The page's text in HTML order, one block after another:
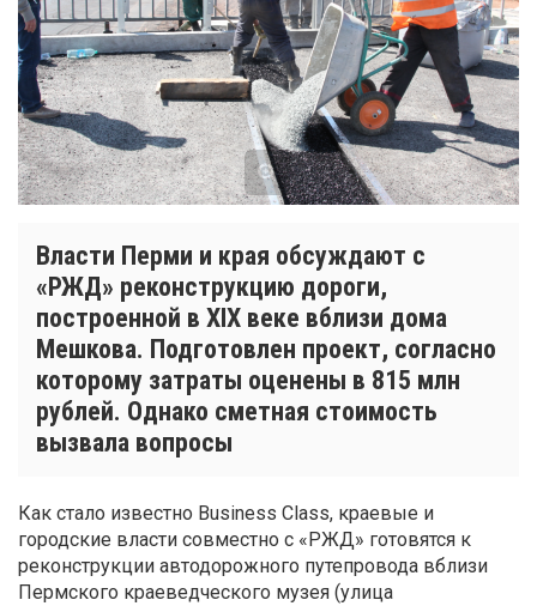
Власти Перми и края обсуждают с
«РЖД» реконструкцию дороги,
построенной в XIX веке вблизи дома
Мешкова. Подготовлен проект, согласно
которому затраты оценены в 815 млн
рублей. Однако сметная стоимость
вызвала вопросы
Как стало известно Business Class, краевые и
городские власти совместно с «РЖД» готовятся к
реконструкции автодорожного путепровода вблизи
Пермского краеведческого музея (улица